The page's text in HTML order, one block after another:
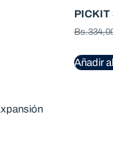
PICKIT
Bs.
Añadir